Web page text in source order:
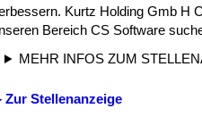
Kurtz Holding Gmb H
Bereich CS Software
MEHR INFOS ZUM
Zur Stellenanzeige